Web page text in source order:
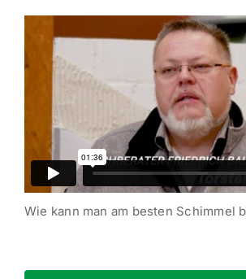
Wie kann man am besten Schimmel